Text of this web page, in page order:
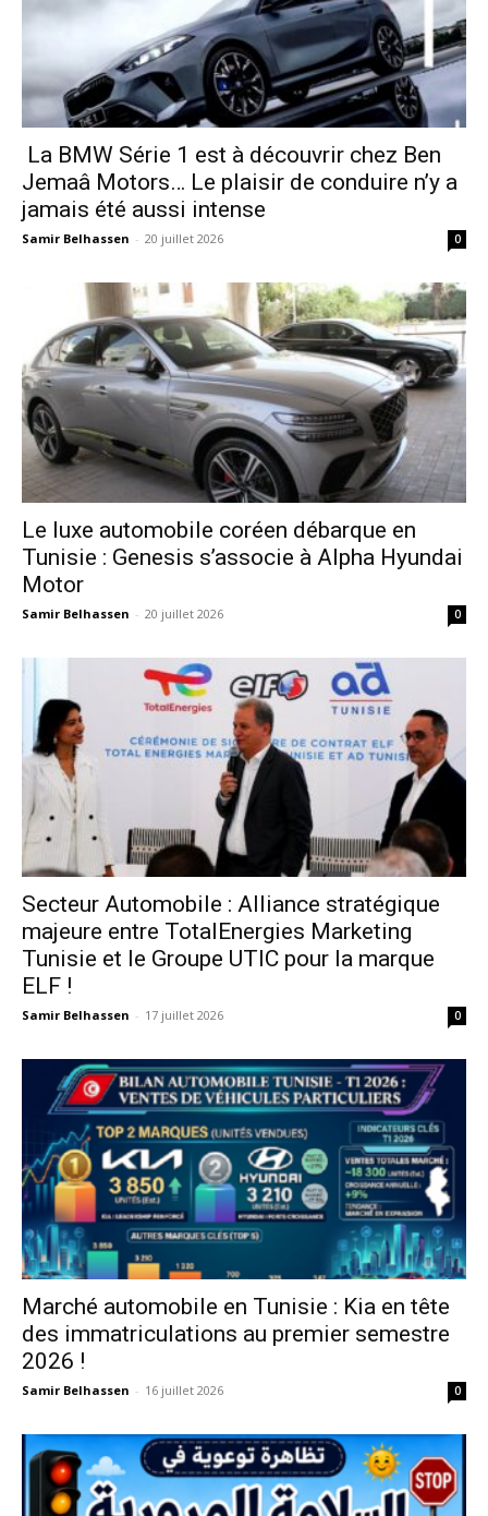
La BMW Série 1 est à découvrir chez Ben
Jemaâ Motors… Le plaisir de conduire n’y a
jamais été aussi intense
Samir Belhassen - 20 juillet 2026 0
Le luxe automobile coréen débarque en
Tunisie : Genesis s’associe à Alpha Hyundai
Motor
Samir Belhassen - 20 juillet 2026 0
Secteur Automobile : Alliance stratégique
majeure entre TotalEnergies Marketing
Tunisie et le Groupe UTIC pour la marque
ELF !
Samir Belhassen - 17 juillet 2026 0
Marché automobile en Tunisie : Kia en tête
des immatriculations au premier semestre
2026 !
Samir Belhassen - 16 juillet 2026 0